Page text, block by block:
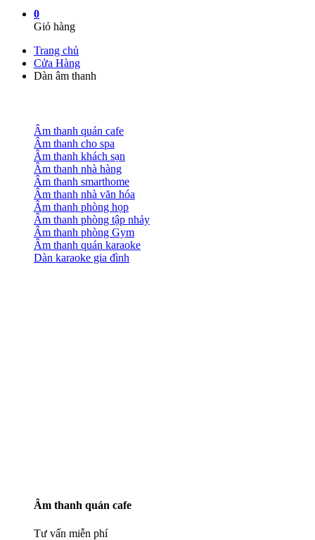
0
Giỏ hàng
Trang chủ
Cửa Hàng
Dàn âm thanh
Âm thanh quán cafe
Âm thanh cho spa
Âm thanh khách sạn
Âm thanh nhà hàng
Âm thanh smarthome
Âm thanh nhà văn hóa
Âm thanh phòng họp
Âm thanh phòng tập nhảy
Âm thanh phòng Gym
Âm thanh quán karaoke
Dàn karaoke gia đình
Âm thanh quán cafe
Tư vấn miễn phí